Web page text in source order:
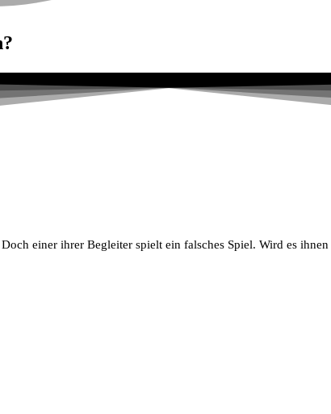
einer ihrer Begleiter spielt ein falsches Spiel. Wird es